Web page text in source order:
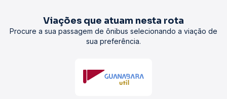
Viações que atuam nesta rota
Procure a sua passagem de ônibus selecionando a viação de
sua preferência.